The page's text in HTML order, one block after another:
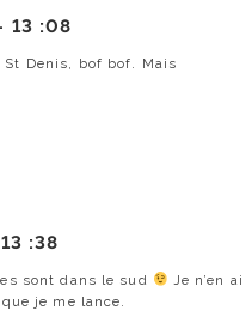
13 :08
St Denis, bof bof. Mais
13 :38
sont dans le sud
Je n’en ai
je me lance.